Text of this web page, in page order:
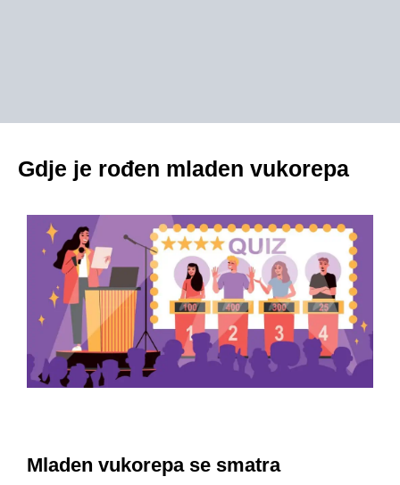
Gdje je rođen mladen vukorepa
Mladen vukorepa se smatra